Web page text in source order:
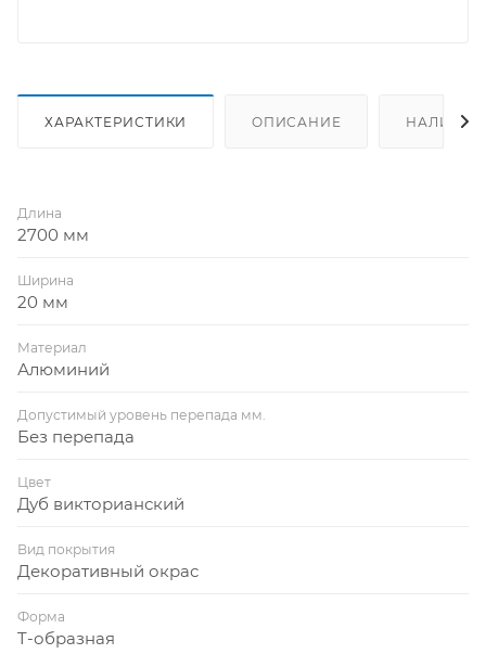
ХАРАКТЕРИСТИКИ ОПИСАНИЕ НАЛИЧИЕ
Длина
2700 мм
Ширина
20 мм
Материал
Алюминий
Допустимый уровень перепада мм.
Без перепада
Цвет
Дуб викторианский
Вид покрытия
Декоративный окрас
Форма
T-образная